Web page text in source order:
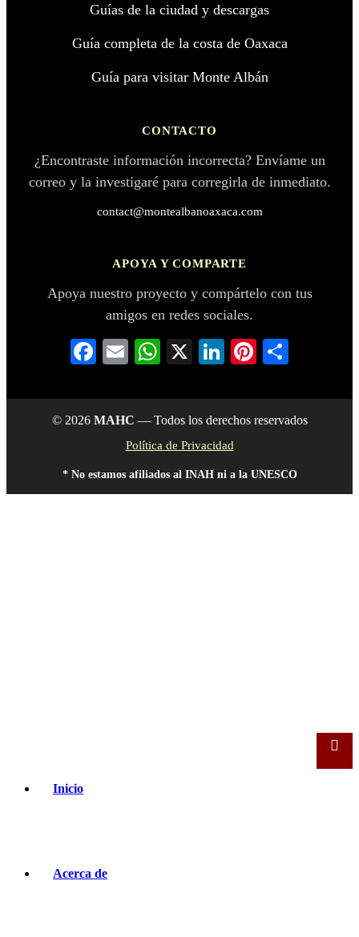
Guías de la ciudad y descargas
Guía completa de la costa de Oaxaca
Guía para visitar Monte Albán
CONTACTO
¿Encontraste información incorrecta? Envíame un
correo y la investigaré para corregirla de inmediato.
contact@montealbanoaxaca.com
APOYA Y COMPARTE
Apoya nuestro proyecto y compártelo con tus
amigos en redes sociales.
Facebook
EmailWhatsApp
X LinkedIn
Pinterest
© 2026 MAHC — Todos los derechos reservados
Política de Privacidad
* No estamos afiliados al INAH ni a la UNESCO
Inicio
Acerca de